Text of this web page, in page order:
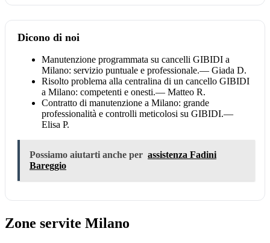
Dicono di noi
Manutenzione programmata su cancelli GIBIDI a
Milano: servizio puntuale e professionale.— Giada D.
Risolto problema alla centralina di un cancello GIBIDI
a Milano: competenti e onesti.— Matteo R.
Contratto di manutenzione a Milano: grande
professionalità e controlli meticolosi su GIBIDI.—
Elisa P.
Possiamo aiutarti anche per assistenza Fadini
Bareggio
Zone servite Milano